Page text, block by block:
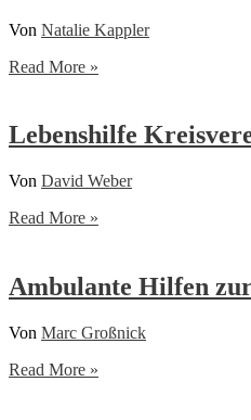
Von Natalie Kappler
Sexuelle
Read More »
Lebenshilfe
Von David Weber
Lebenshilfe
e.V.
Read More »
Ambulante Hilfen
Von Marc Großnick
Ambulante
Read More »